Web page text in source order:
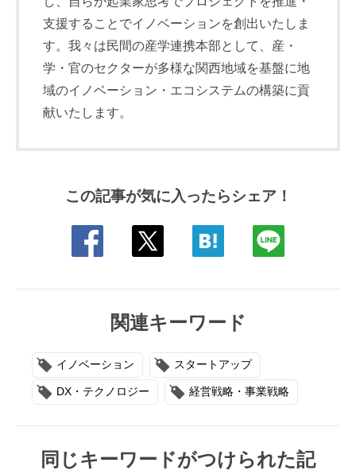
支援することでイノベーションを創出いたしま
す。我々は民間の産学連携本部として、産・
学・官のセクターが多様な関西地域を基盤に地
域のイノベーション・エコシステムの構築に貢
献いたします。
この記事が気に入ったらシェア！
関連キーワード
イノベーション スタートアップ
DX・テクノロジー 経営戦略・事業戦略
同じキーワードがつけられた記